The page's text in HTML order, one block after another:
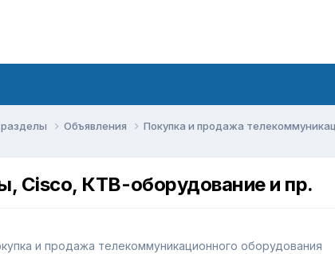
разделы Объявления Покупка и продажа
Cisco, КТВ-оборудование и пр.
и продажа телекоммуникационного оборудования